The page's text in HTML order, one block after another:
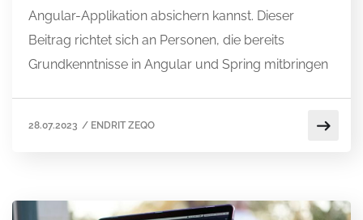
Angular-Applikation absichern kannst. Dieser
Beitrag richtet sich an Personen, die bereits
Grundkenntnisse in Angular und Spring mitbringen
28.07.2023 / ENDRIT ZEQO